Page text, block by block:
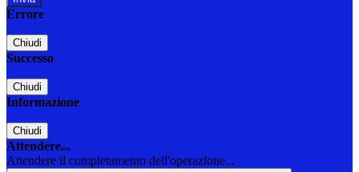
Errore
Chiudi
Successo
Chiudi
Informazione
Chiudi
Attendere...
Attendere il completamento dell'operazione...